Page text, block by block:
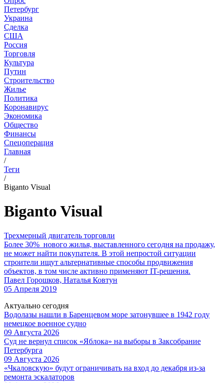
Петербург
Украина
Сделка
США
Россия
Торговля
Культура
Путин
Строительство
Жилье
Политика
Коронавирус
Экономика
Общество
Финансы
Спецоперация
Главная
/
Теги
/
Biganto Visual
Biganto Visual
Трехмерный двигатель торговли
Более 30% нового жилья, выставленного сегодня на продажу,
не может найти покупателя. В этой непростой ситуации
строители ищут альтернативные способы продвижения
объектов, в том числе активно применяют IT-решения.
Павел Горошков, Наталья Ковтун
05 Апреля 2019
Актуально сегодня
Водолазы нашли в Баренцевом море затонувшее в 1942 году
немецкое военное судно
09 Августа 2026
Суд не вернул список «Яблока» на выборы в Заксобрание
Петербурга
09 Августа 2026
«Чкаловскую» будут ограничивать на вход до декабря из-за
ремонта эскалаторов